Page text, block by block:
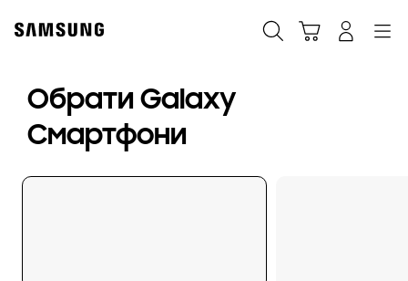
content
Обрати Galaxy
Смартфони